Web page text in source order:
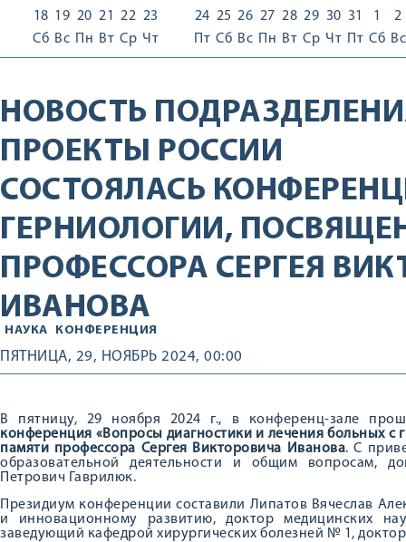
18
Сб
19
Вс
20
Пн
21
Вт
22
Ср
23
Чт
24
Пт
25
Сб
26
Вс
27
Пн
28
Вт
29
Ср
30
Чт
31
Пт
1
Сб
2
Вс
НОВОСТЬ
ПРОЕКТЫ РОССИИ
СОСТОЯЛАСЬ
ГЕРНИОЛОГИИ,
ПРОФЕССОРА СЕРГЕЯ
ИВАНОВА
НАУКА КОНФЕРЕНЦИЯ
ПЯТНИЦА, 29, НОЯБРЬ 2024, 00:00
В пятницу, 29 ноября 2024 г., в конференц-зале
конференция «Вопросы диагностики и лечения больных
памяти профессора Сергея Викторовича Иванова. С
образовательной деятельности и общим вопросам,
Петрович Гаврилюк.
Президиум конференции составили Липатов Вячеслав
и инновационному развитию, доктор медицинских
заведующий кафедрой хирургических болезней № 1,